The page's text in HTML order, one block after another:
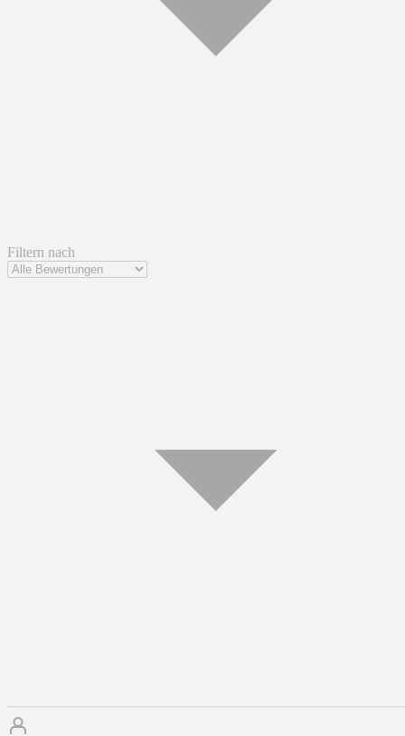
Filtern nach